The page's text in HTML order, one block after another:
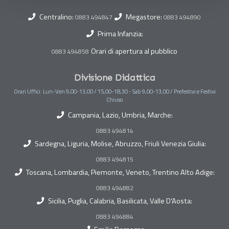
Centralino: 0883 494847 Megastore: 0883 494890
Prima Infanzia:
0883 494858 Orari di apertura al pubblico
Divisione Didattica
Orari Uffici: Lun-Ven 9,00-13,00 / 15,00-18,30 - Sab 9,00-13,00 / Prefestivi e Festivi
Chiuso
Campania, Lazio, Umbria, Marche:
0883 494814
Sardegna, Liguria, Molise, Abruzzo, Friuli Venezia Giulia:
0883 494815
Toscana, Lombardia, Piemonte, Veneto, Trentino Alto Adige:
0883 494882
Sicilia, Puglia, Calabria, Basilicata, Valle D'Aosta:
0883 494884